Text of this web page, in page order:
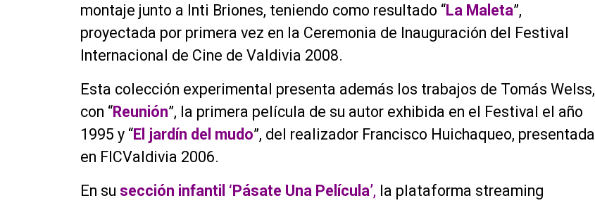
montaje junto a Inti Briones, teniendo como resultado “La Maleta”,
proyectada por primera vez en la Ceremonia de Inauguración del Festival
Internacional de Cine de Valdivia 2008.
Esta colección experimental presenta además los trabajos de Tomás Welss,
con “Reunión”, la primera película de su autor exhibida en el Festival el año
1995 y “El jardín del mudo”, del realizador Francisco Huichaqueo, presentada
en FICValdivia 2006.
En su sección infantil ‘Pásate Una Película’, la plataforma streaming